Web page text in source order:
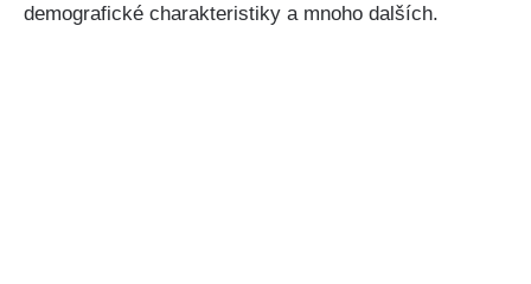
demografické charakteristiky a mnoho dalších.